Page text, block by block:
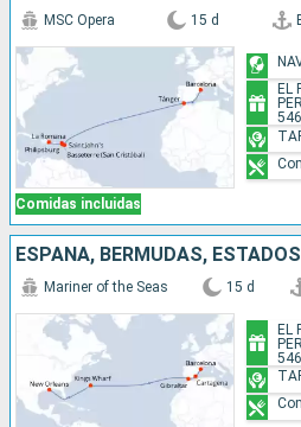
Comidas incluidas
MSC Opera 15 d
EL
ESPAÑA, BERMUDAS,
Mariner of the Seas 15 d
EL